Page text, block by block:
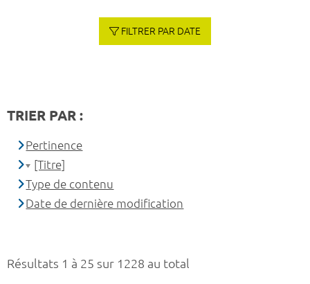
Résultats 1 à 25 sur 1228 au total
FILTRER PAR DATE
TRIER PAR :
Pertinence
[Titre]
Type de contenu
Date de dernière modification